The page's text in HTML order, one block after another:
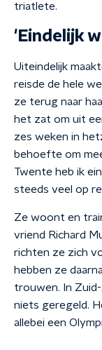
triatlete.
'Eindelijk
Uiteindelijk
reisde de hele
ze terug naar
het zat om uit
zes weken in
behoefte om
Twente heb ik
steeds veel op
Ze woont en
vriend Richard
richten ze zich
hebben ze
trouwen. In
niets geregeld.
allebei een